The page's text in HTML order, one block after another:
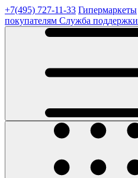
+7(495) 727-11-33 Гипермаркеты
покупателям Служба поддержки